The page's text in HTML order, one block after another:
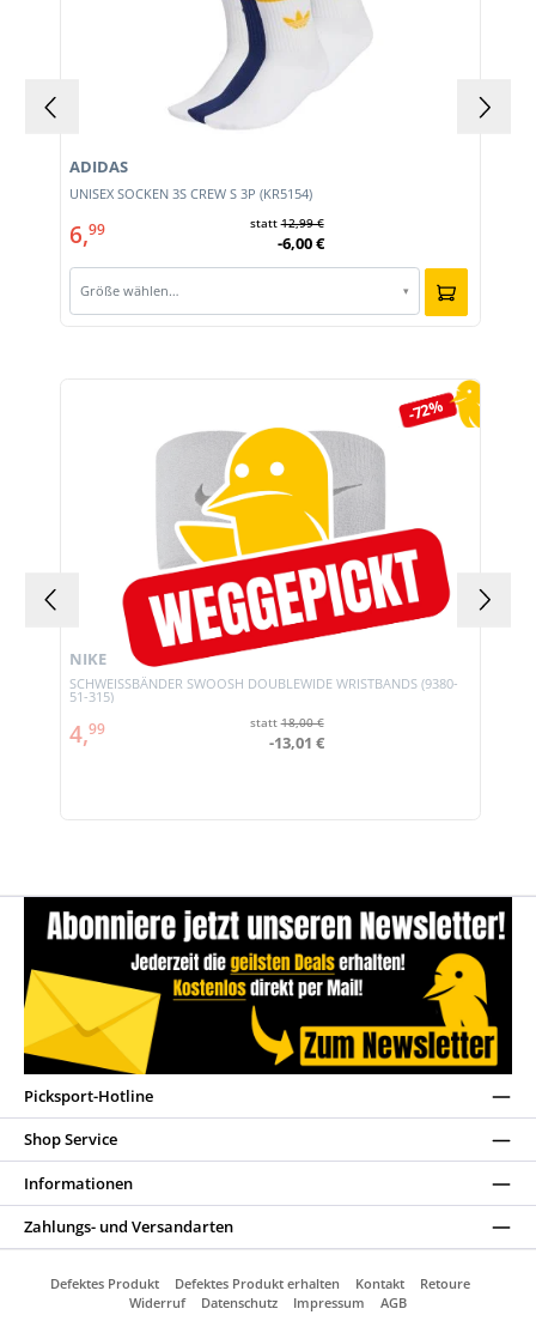
UNISEX SOCKEN 3S CREW S 3P (KR5154)
ADIDAS
6,99 statt12,99 €
-6,00 €
Größe wählen… ▾
-72%
SCHWEISSBÄNDER SWOOSH DOUBLEWIDE WRISTBANDS (9380-
51-315)
NIKE
4,99 statt18,00 €
-13,01 €
Picksport-Hotline
Shop Service
Informationen
Zahlungs- und Versandarten
Defektes Produkt Defektes Produkt erhalten Kontakt
Retoure
Widerruf
Datenschutz Impressum AGB